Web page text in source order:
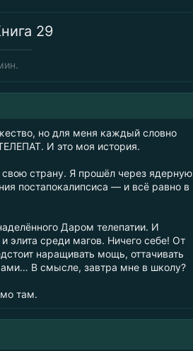
29
но для меня каждый словно
И это моя история.
свою страну. Я прошёл через ядерную
постапокалипсиса — и всё равно в
Даром телепатии. И
элита среди магов. Ничего себе! От
наращивать мощь, оттачивать
В смысле, завтра мне в школу?
там.